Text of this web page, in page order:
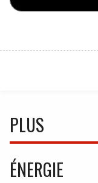
PLUS
ÉNERGIE